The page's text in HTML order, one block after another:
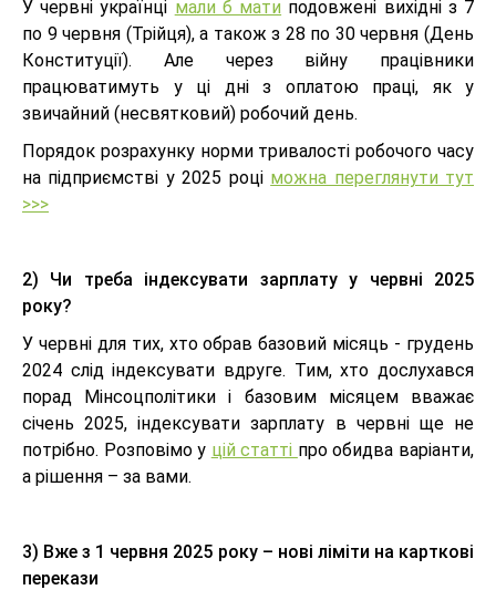
У червні українці мали б мати подовжені вихідні з 7
по 9 червня (Трійця), а також з 28 по 30 червня (День
Конституції). Але через війну працівники
працюватимуть у ці дні з оплатою праці, як у
звичайний (несвятковий) робочий день.
Порядок розрахунку норми тривалості робочого часу
на підприємстві у 2025 році можна переглянути тут
>>>
2) Чи треба індексувати зарплату у червні 2025
року?
У червні для тих, хто обрав базовий місяць - грудень
2024 слід індексувати вдруге. Тим, хто дослухався
порад Мінсоцполітики і базовим місяцем вважає
січень 2025, індексувати зарплату в червні ще не
потрібно. Розповімо у цій статті про обидва варіанти,
а рішення – за вами.
3) Вже з 1 червня 2025 року – нові ліміти на карткові
перекази